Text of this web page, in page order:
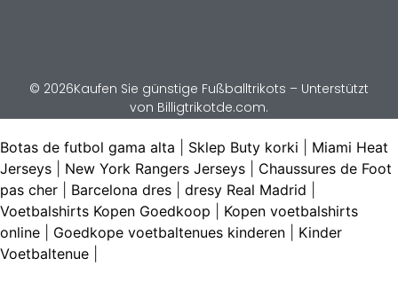
© 2026Kaufen Sie günstige Fußballtrikots – Unterstützt
von Billigtrikotde.com.
Botas de futbol gama alta Sklep Buty korki
Miami Heat
Jerseys
New York Rangers Jerseys
Chaussures de Foot
pas cher
Barcelona dres dresy Real Madrid
Voetbalshirts Kopen Goedkoop
Kopen voetbalshirts
online
Goedkope voetbaltenues kinderen
Kinder
Voetbaltenue